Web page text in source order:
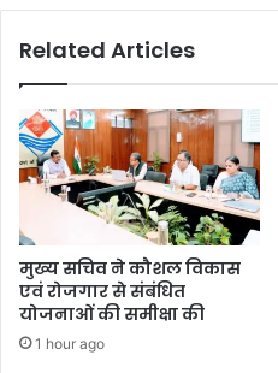
Related Articles
मुख्य सचिव ने कौशल विकास
एवं रोजगार से संबंधित
योजनाओं की समीक्षा की
1 hour ago